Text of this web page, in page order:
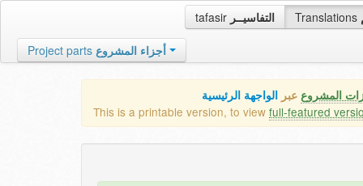
tafasir التفاسيــر Translations
Project parts أجزاء المشروع
المشروع عبر الواجهة الرئيسية
This is a printable version, to view full-featured